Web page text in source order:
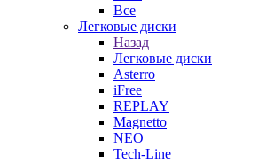
Все
Легковые диски
Назад
Легковые диски
Asterro
iFree
REPLAY
Magnetto
NEO
Tech-Line